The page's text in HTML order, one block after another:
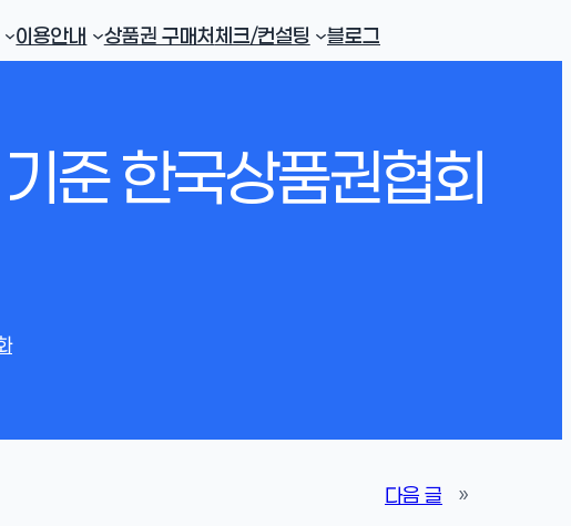
이용안내 상품권 구매처체크/컨설팅 블로그
준 한국상품권협회
다음 글 »